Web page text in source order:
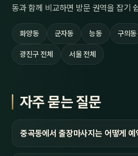
동과 함께 비교하면 방문 권역을 잡기
화양동 군자동 능동 구의동
광진구 전체 서울 전체
자주 묻는 질문
중곡동에서 출장마사지는 어떻게